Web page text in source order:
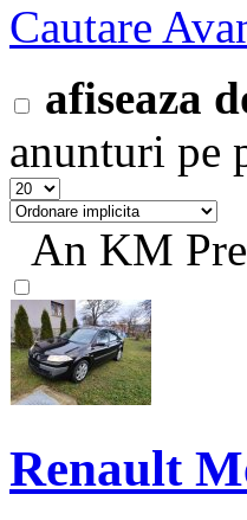
Cautare
afiseaza
anunturi pe
An KM
Renault